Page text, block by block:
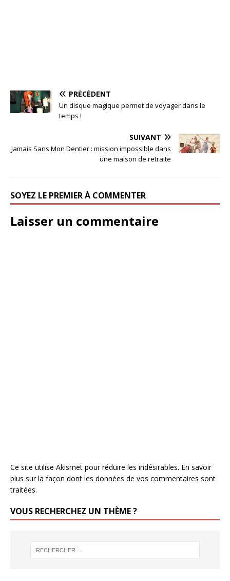
PRÉCÉDENT
Un disque magique permet de voyager dans le
temps !
SUIVANT
Jamais Sans Mon Dentier : mission impossible dans
une maison de retraite
SOYEZ LE PREMIER À COMMENTER
Laisser un commentaire
Ce site utilise Akismet pour réduire les indésirables. En savoir
plus sur la façon dont les données de vos commentaires sont
traitées.
VOUS RECHERCHEZ UN THÈME ?